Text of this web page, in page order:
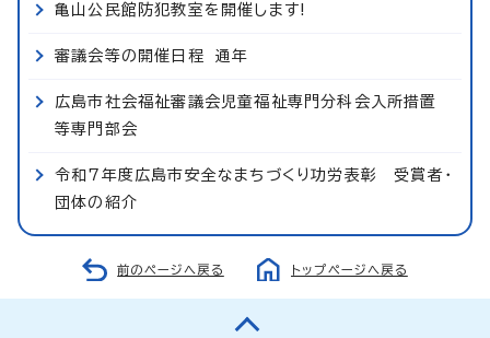
亀山公民館防犯教室を開催します!
審議会等の開催日程 通年
広島市社会福祉審議会児童福祉専門分科会入所措置
等専門部会
令和7年度広島市安全なまちづくり功労表彰 受賞者・
団体の紹介
前のページへ戻る トップページへ戻る